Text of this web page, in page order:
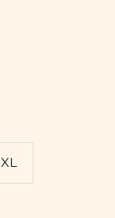
XL